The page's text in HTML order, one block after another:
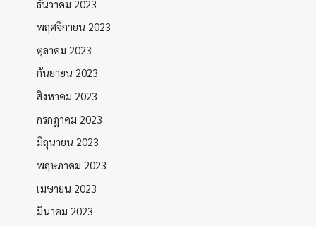
ธันวาคม 2023
พฤศจิกายน 2023
ตุลาคม 2023
กันยายน 2023
สิงหาคม 2023
กรกฎาคม 2023
มิถุนายน 2023
พฤษภาคม 2023
เมษายน 2023
มีนาคม 2023